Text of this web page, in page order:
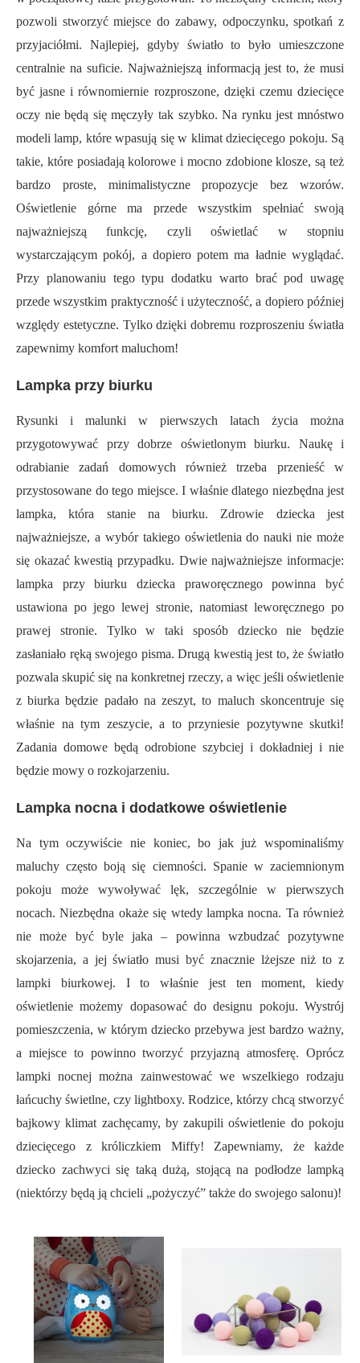
pozwoli stworzyć miejsce do zabawy, odpoczynku, spotkań z
przyjaciółmi. Najlepiej, gdyby światło to było umieszczone
centralnie na suficie. Najważniejszą informacją jest to, że musi
być jasne i równomiernie rozproszone, dzięki czemu dziecięce
oczy nie będą się męczyły tak szybko. Na rynku jest mnóstwo
modeli lamp, które wpasują się w klimat dziecięcego pokoju. Są
takie, które posiadają kolorowe i mocno zdobione klosze, są też
bardzo proste, minimalistyczne propozycje bez wzorów.
Oświetlenie górne ma przede wszystkim spełniać swoją
najważniejszą funkcję, czyli oświetlać w stopniu
wystarczającym pokój, a dopiero potem ma ładnie wyglądać.
Przy planowaniu tego typu dodatku warto brać pod uwagę
przede wszystkim praktyczność i użyteczność, a dopiero później
względy estetyczne. Tylko dzięki dobremu rozproszeniu światła
zapewnimy komfort maluchom!
Lampka przy biurku
Rysunki i malunki w pierwszych latach życia można
przygotowywać przy dobrze oświetlonym biurku. Naukę i
odrabianie zadań domowych również trzeba przenieść w
przystosowane do tego miejsce. I właśnie dlatego niezbędna jest
lampka, która stanie na biurku. Zdrowie dziecka jest
najważniejsze, a wybór takiego oświetlenia do nauki nie może
się okazać kwestią przypadku. Dwie najważniejsze informacje:
lampka przy biurku dziecka praworęcznego powinna być
ustawiona po jego lewej stronie, natomiast leworęcznego po
prawej stronie. Tylko w taki sposób dziecko nie będzie
zasłaniało ręką swojego pisma. Drugą kwestią jest to, że światło
pozwala skupić się na konkretnej rzeczy, a więc jeśli oświetlenie
z biurka będzie padało na zeszyt, to maluch skoncentruje się
właśnie na tym zeszycie, a to przyniesie pozytywne skutki!
Zadania domowe będą odrobione szybciej i dokładniej i nie
będzie mowy o rozkojarzeniu.
Lampka nocna i dodatkowe oświetlenie
Na tym oczywiście nie koniec, bo jak już wspominaliśmy
maluchy często boją się ciemności. Spanie w zaciemnionym
pokoju może wywoływać lęk, szczególnie w pierwszych
nocach. Niezbędna okaże się wtedy lampka nocna. Ta również
nie może być byle jaka – powinna wzbudzać pozytywne
skojarzenia, a jej światło musi być znacznie lżejsze niż to z
lampki biurkowej. I to właśnie jest ten moment, kiedy
oświetlenie możemy dopasować do designu pokoju. Wystrój
pomieszczenia, w którym dziecko przebywa jest bardzo ważny,
a miejsce to powinno tworzyć przyjazną atmosferę. Oprócz
lampki nocnej można zainwestować we wszelkiego rodzaju
łańcuchy świetlne, czy lightboxy. Rodzice, którzy chcą stworzyć
bajkowy klimat zachęcamy, by zakupili oświetlenie do pokoju
dziecięcego z króliczkiem Miffy! Zapewniamy, że każde
dziecko zachwyci się taką dużą, stojącą na podłodze lampką
(niektórzy będą ją chcieli „pożyczyć” także do swojego salonu)!